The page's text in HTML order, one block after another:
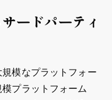
ードパーティ
模なプラットフォー
プラットフォーム